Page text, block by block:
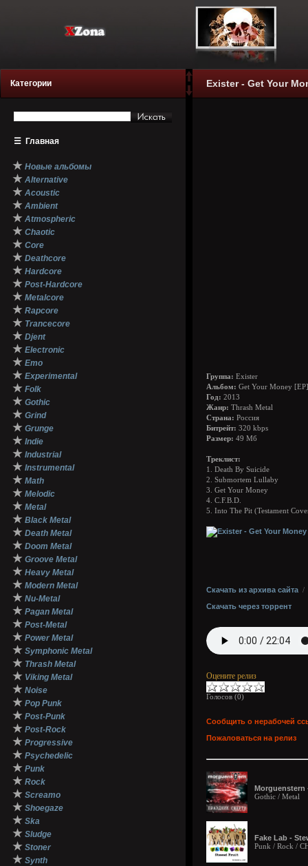
Категории
☰ Главная
★ Новые альбомы
★ Alternative
★ Acoustic
★ Ambient
★ Atmospheric
★ Chaotic
★ Core
★ Deathcore
★ Hardcore
★ Post-Hardcore
★ Metalcore
★ Rapcore
★ Trancecore
★ Djent
★ Electronic
★ Emo
★ Experimental
★ Folk
★ Gothic
★ Grind
★ Grunge
★ Indie
★ Industrial
★ Instrumental
★ Math
★ Melodic
★ Metal
★ Black Metal
★ Death Metal
★ Doom Metal
★ Groove Metal
★ Heavy Metal
★ Modern Metal
★ Nu-Metal
★ Pagan Metal
★ Post-Metal
★ Power Metal
★ Symphonic Metal
★ Thrash Metal
★ Viking Metal
★ Noise
★ Pop Punk
★ Post-Punk
★ Post-Rock
★ Progressive
★ Psychedelic
★ Punk
★ Rock
★ Screamo
★ Shoegaze
★ Ska
★ Sludge
★ Stoner
★ Synth
Exister - Get Your
Группа: Exister
Альбом: Get Your Money [EP]
Год: 2013
Жанр: Thrash Metal
Страна: Россия
Битрейт: 320 kbps
Размер: 49 Мб
Треклист:
1. Death By Suicide
2. Submortem Lullaby
3. Get Your Money
4. C.F.B.D.
5. Into The Pit (Testament
Скачать из архива сайта /
Скачать через торрент
Оцените релиз
Голосов (0)
Сообщить о нерабочей
Пожаловаться на релиз
Morguenstern
Gothic / Metal
Fake Lab -
Punk / Rock /